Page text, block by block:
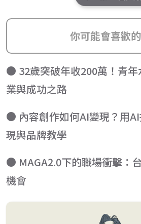
你可能會喜歡
● 32歲突破年收200萬！青
業與成功之路
● 內容創作如何AI變現？用
現與品牌教學
● MAGA2.0下的職場衝擊：
機會